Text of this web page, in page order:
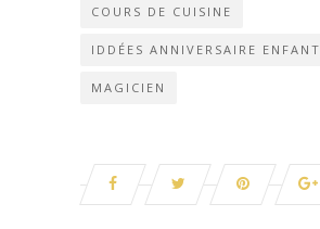
COURS DE CUISINE
IDDÉES ANNIVERSAIRE ENFANT
MAGICIEN